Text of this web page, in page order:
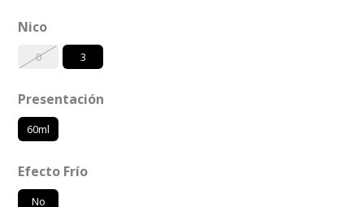
Nico
0 3
Presentación
60ml
Efecto Frío
No